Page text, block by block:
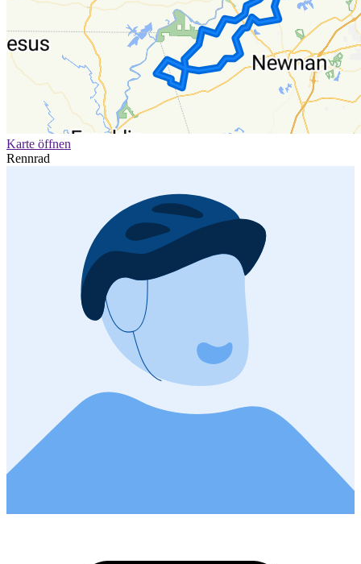
Karte öffnen
Rennrad